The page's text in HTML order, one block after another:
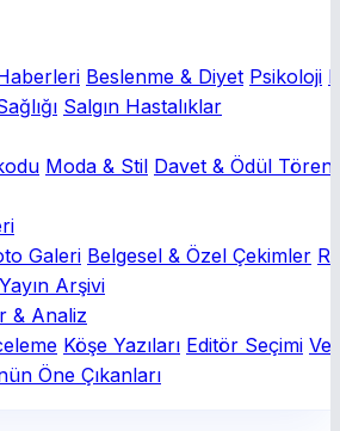
Beslenme & Diyet Psikoloji
Salgın Hastalıklar
Moda & Stil Davet & Ödül
Galeri Belgesel & Özel Çekimler
Arşivi
& Analiz
Köşe Yazıları Editör Seçimi
Öne Çıkanları